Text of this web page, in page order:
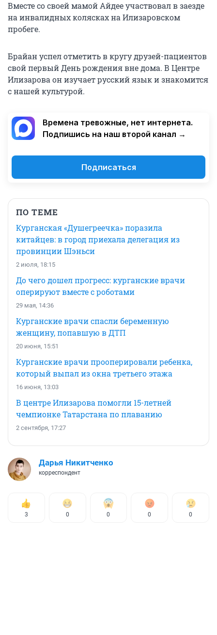
Вместе со своей мамой Айдее участвовал в заезде
на инвалидных колясках на Илизаровском
пробеге.
Брайан успел отметить в кругу друзей-пациентов
свой первый День рождения вне дома. В Центре
Илизарова он изучает русский язык и знакомится
с нашей культурой.
Времена тревожные, нет интернета.
Подпишись на наш второй канал →
Подписаться
ПО ТЕМЕ
Курганская «Душегреечка» поразила
китайцев: в город приехала делегация из
провинции Шэньси
2 июля, 18:15
До чего дошел прогресс: курганские врачи
оперируют вместе с роботами
29 мая, 14:36
Курганские врачи спасли беременную
женщину, попавшую в ДТП
20 июня, 15:51
Курганские врачи прооперировали ребенка,
который выпал из окна третьего этажа
16 июня, 13:03
В центре Илизарова помогли 15-летней
чемпионке Татарстана по плаванию
2 сентября, 17:27
Дарья Никитченко
корреспондент
3 0 0 0 0